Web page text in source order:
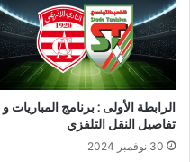
الرابطة الأولى : برنامج المباريات و
تفاصيل النقل التلفزي
30 نوفمبر 2024